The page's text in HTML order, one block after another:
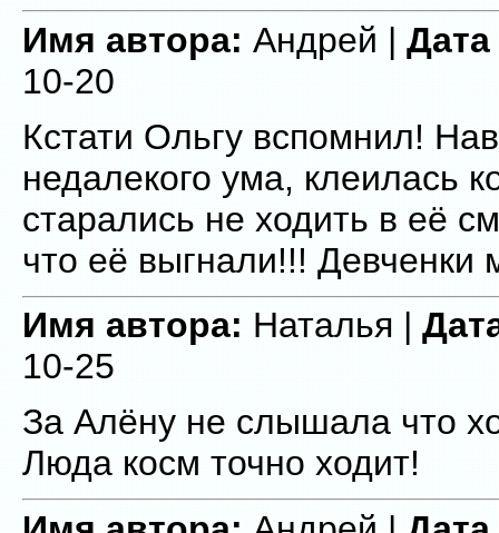
Имя автора:Андрей |
10-20
Кстати Ольгу вспомнил!
недалекого ума, клеилась
старались не ходить в её
что её выгнали!!! Девченки
Имя автора:Наталья |
10-25
За Алёну не слышала что
Люда косм точно ходит!